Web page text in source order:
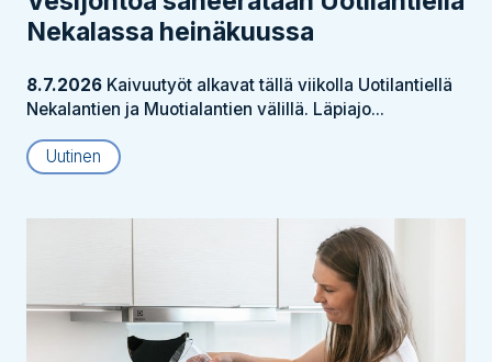
Nekalassa heinäkuussa
8.7.2026 Kaivuutyöt alkavat tällä viikolla Uotilantiellä
Nekalantien ja Muotialantien välillä. Läpiajo...
Uutinen